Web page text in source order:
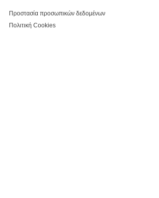
Προστασία προσωπικών δεδομένων
Πολιτική Cookies